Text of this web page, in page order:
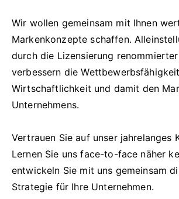
Wir wollen gemeinsam mit Ihnen
Markenkonzepte schaffen.
durch die Lizensierung
verbessern die
Wirtschaftlichkeit und damit den
Unternehmens.
Vertrauen Sie auf unser jahrelanges
Lernen Sie uns face-to-face näher
entwickeln Sie mit uns gemeinsam
Strategie für Ihre Unternehmen.